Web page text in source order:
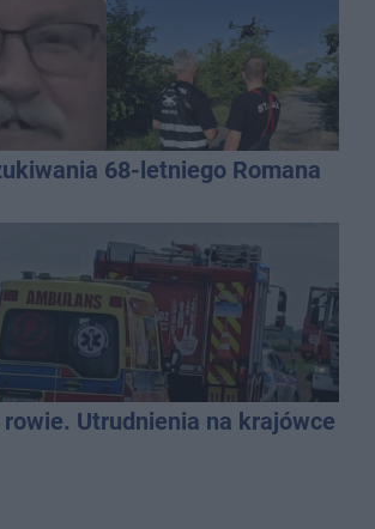
68-letniego Romana
Utrudnienia na krajówce